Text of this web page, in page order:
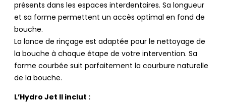
présents dans les espaces interdentaires. Sa longueur
et sa forme permettent un accès optimal en fond de
bouche.
La lance de rinçage est adaptée pour le nettoyage de
la bouche à chaque étape de votre intervention. Sa
forme courbée suit parfaitement la courbure naturelle
de la bouche.
L’Hydro Jet II inclut :